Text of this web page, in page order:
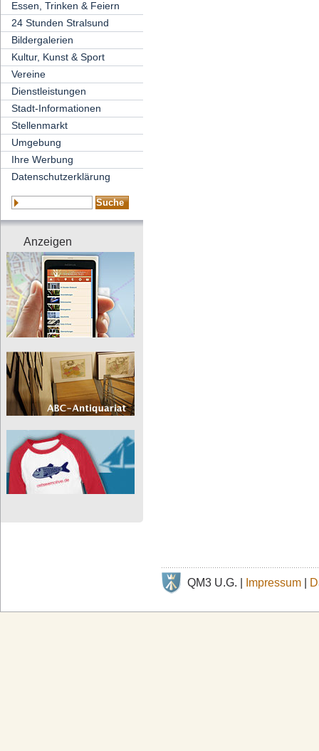
Essen, Trinken & Feiern
24 Stunden Stralsund
Bildergalerien
Kultur, Kunst & Sport
Vereine
Dienstleistungen
Stadt-Informationen
Stellenmarkt
Umgebung
Ihre Werbung
Datenschutzerklärung
Anzeigen
QM3 U.G. | Impressum